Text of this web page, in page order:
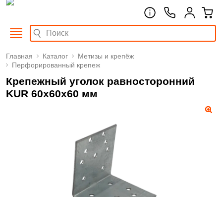
Главная Каталог
Метизы и крепёж
Перфорированный крепеж
Крепежный уголок равносторонний
KUR 60х60х60 мм